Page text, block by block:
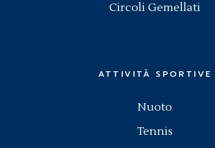
Circoli Gemellati
ATTIVITÀ SPORTIVE
Nuoto
Tennis